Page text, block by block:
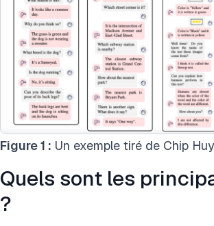
Figure 1 : Un exemple tiré de Chip
Quels sont les
?